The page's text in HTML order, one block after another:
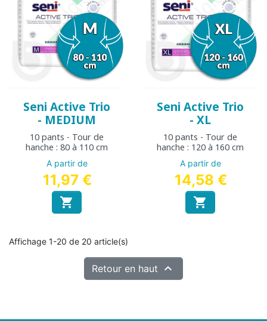
Seni Active Trio
- MEDIUM
10 pants - Tour de
hanche : 80 à 110 cm
A partir de
11,97 €

Seni Active Trio
- XL
10 pants - Tour de
hanche : 120 à 160 cm
A partir de
14,58 €

Affichage 1-20 de 20 article(s)
Retour en haut 